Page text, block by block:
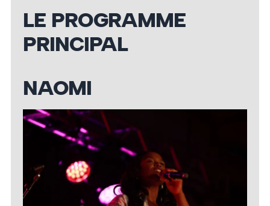
LE PROGRAMME
PRINCIPAL
NAOMI